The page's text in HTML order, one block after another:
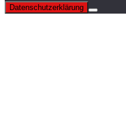
Datenschutzerklärung